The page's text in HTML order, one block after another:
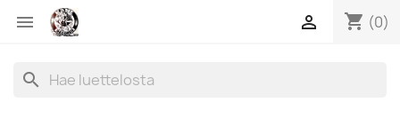
 shopping_cart (0)

search